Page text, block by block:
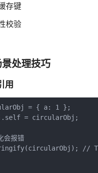
存键
校验
处理技巧
用
= { a: 1 };
= circularObj;
会报错
//